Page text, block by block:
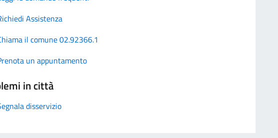
Assistenza
il comune 02.92366.1
un appuntamento
in città
disservizio